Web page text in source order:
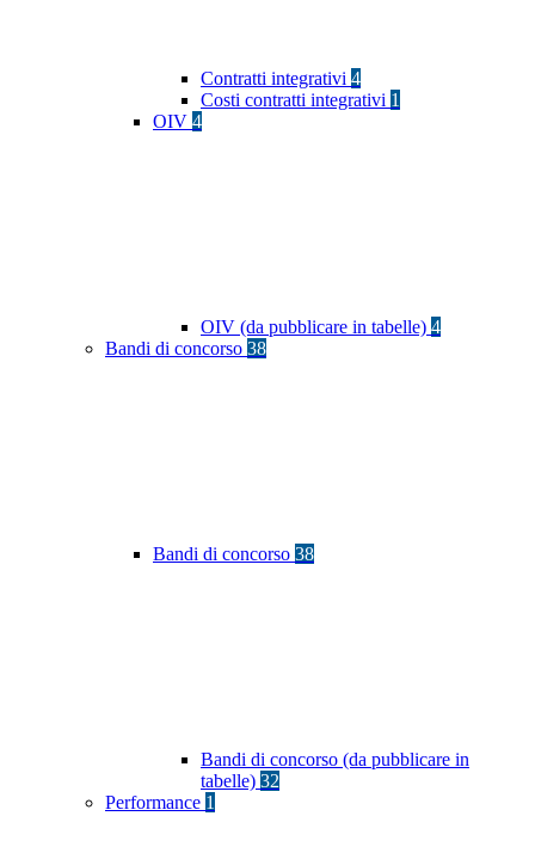
Contratti integrativi 4
Costi contratti integrativi 1
OIV 4
OIV (da pubblicare in tabelle) 4
Bandi di concorso 38
Bandi di concorso 38
Bandi di concorso (da pubblicare in
tabelle) 32
Performance 1